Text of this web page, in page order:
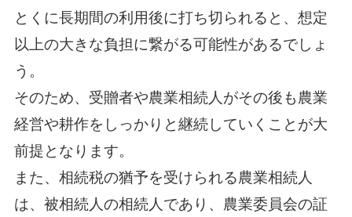
とくに長期間の利用後に打ち切られると、想定
以上の大きな負担に繋がる可能性があるでしょ
う。
そのため、受贈者や農業相続人がその後も農業
経営や耕作をしっかりと継続していくことが大
前提となります。
また、相続税の猶予を受けられる農業相続人
は、被相続人の相続人であり、農業委員会の証